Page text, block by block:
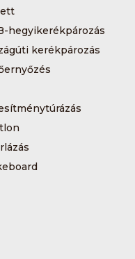
hegyikerékpározás
kerékpározás